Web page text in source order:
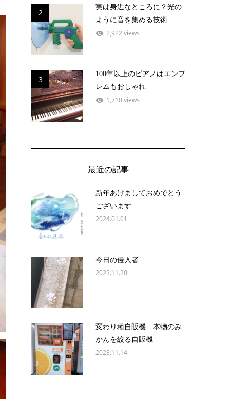
2
実は身近なところに？光の
ように音を集める技術
2,922 views
3
100年以上のピアノはエンブ
レムもおしゃれ
1,710 views
最近の記事
新年あけましておめでとう
ございます
2024.01.01
今日の侵入者
2023.11.20
変わり種自販機 本物のみ
かんを絞る自販機
2023.11.14